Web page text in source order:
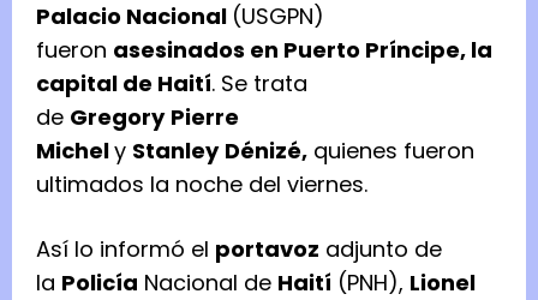
Palacio Nacional (USGPN)
fueron asesinados en Puerto Príncipe, la
capital de Haití. Se trata
de Gregory Pierre
Michely Stanley Dénizé, quienes fueron
ultimados la noche del viernes.
Así lo informó el portavoz adjunto de
la Policía Nacional de Haití (PNH), Lionel